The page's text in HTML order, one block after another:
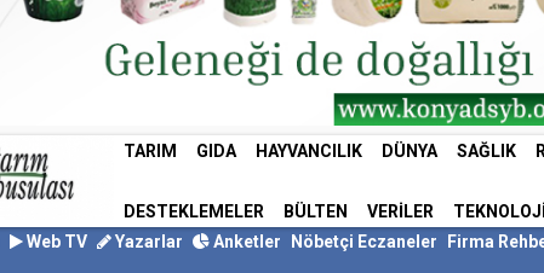
TARIM GIDA HAYVANCILIK DÜNYA SAĞLIK
DESTEKLEMELER BÜLTEN VERILER
TEKNOLOJI
Web TV Yazarlar Anketler Nöbetçi Eczaneler Firma